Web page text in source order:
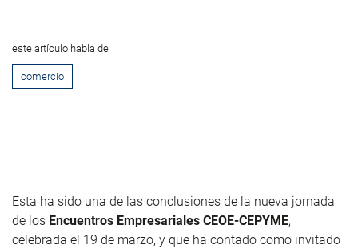
este artículo habla de
comercio
Esta ha sido una de las conclusiones de la nueva jornada
de los Encuentros Empresariales CEOE-CEPYME,
celebrada el 19 de marzo, y que ha contado como invitado